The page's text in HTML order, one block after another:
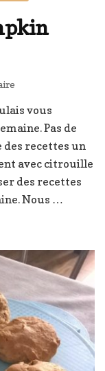
scones
Pumpkin
vous
Pas de
recettes un
avec citrouille
des recettes
Nous …